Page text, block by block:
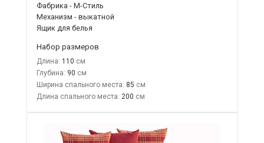
Фабрика - М-Стиль
Механизм - выкатной
Ящик для белья
Набор размеров
Длина: 110
Глубина: 90
Ширина спального места: 85
Длина спального места: 200